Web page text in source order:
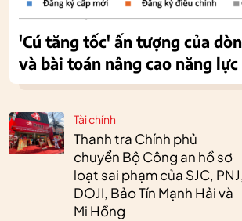
Tài chính
Thanh tra Chính phủ
chuyển Bộ Công an hồ sơ
loạt sai phạm của SJC, PNJ,
DOJI, Bảo Tín Mạnh Hải và
Mi Hồng
'Cú tăng tốc' ấn tượng của
và bài toán nâng cao năng